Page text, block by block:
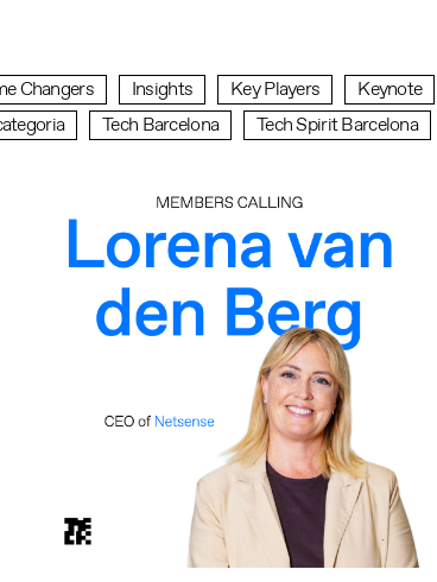
Changers Insights Key Players Keynote
Tech Barcelona Tech Spirit Barcelona